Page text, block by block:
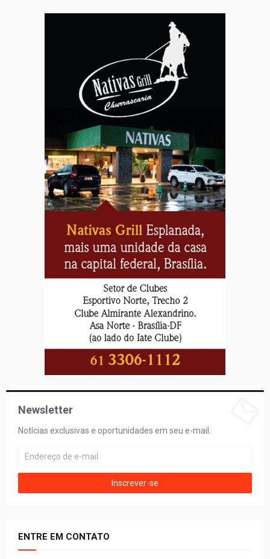
Newsletter
Notícias exclusivas e oportunidades em seu e-mail.
ENTRE EM CONTATO